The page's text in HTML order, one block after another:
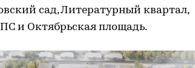
сад, Литературный квартал,
и Октябрьская площадь.